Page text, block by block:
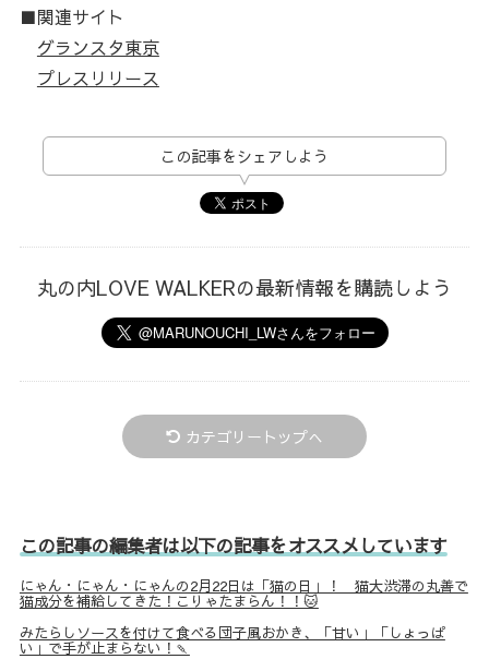
■関連サイト
グランスタ東京
プレスリリース
この記事をシェアしよう
丸の内LOVE WALKERの最新情報を購読しよう
カテゴリートップへ
この記事の編集者は以下の記事をオススメしています
にゃん・にゃん・にゃんの2月22日は「猫の日」！ 猫大渋滞の丸善で
猫成分を補給してきた！こりゃたまらん！！🐱
みたらしソースを付けて食べる団子風おかき、「甘い」「しょっぱ
い」で手が止まらない！🍡